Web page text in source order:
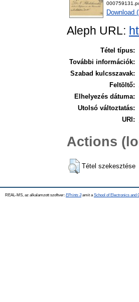
Download
Aleph URL:
Tétel típus:
További információk:
Szabad kulcsszavak:
Feltöltő:
Elhelyezés dátuma:
Utolsó változtatás:
URI:
Actions
Tétel szekesztése
REAL-MS, az alkalamzott szoftver: EPrints 3amit a School of Electronics and